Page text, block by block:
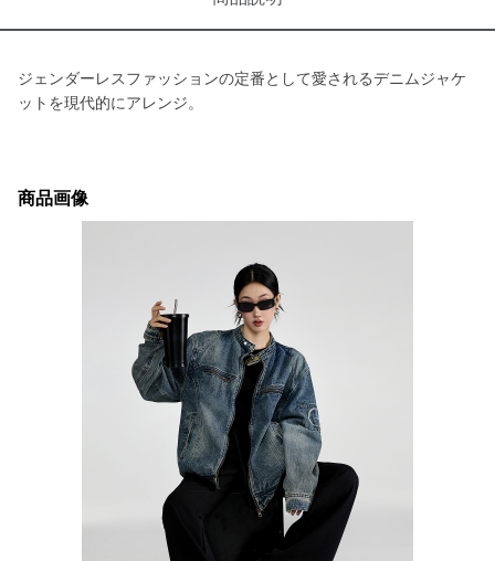
ジェンダーレスファッションの定番として愛されるデニムジャケ
ットを現代的にアレンジ。
商品画像